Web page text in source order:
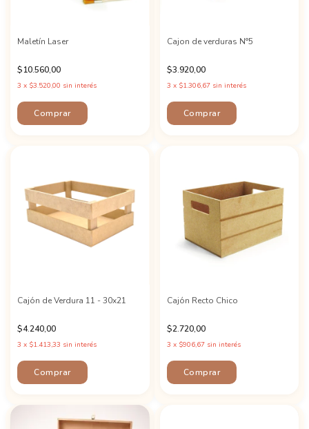
Maletín Laser
$10.560,00
3 x $3.520,00 sin interés
Cajon de verduras N°5
$3.920,00
3 x $1.306,67 sin interés
Cajón de Verdura 11 - 30x21
$4.240,00
3 x $1.413,33 sin interés
Cajón Recto Chico
$2.720,00
3 x $906,67 sin interés